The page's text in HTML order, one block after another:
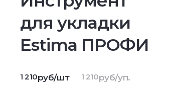
для укладки
Estima ПРОФИ
1 210руб/шт 1 210руб/уп.